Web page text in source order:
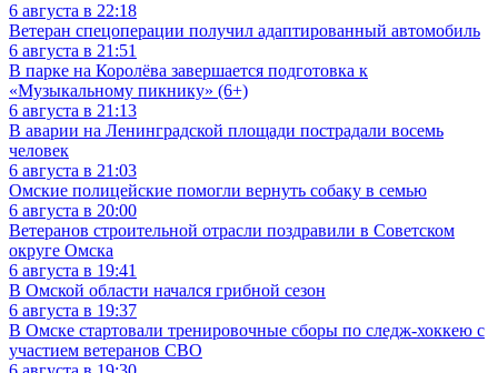
6 августа в 22:18
Ветеран спецоперации получил адаптированный автомобиль
6 августа в 21:51
В парке на Королёва завершается подготовка к
«Музыкальному пикнику» (6+)
6 августа в 21:13
В аварии на Ленинградской площади пострадали восемь
человек
6 августа в 21:03
Омские полицейские помогли вернуть собаку в семью
6 августа в 20:00
Ветеранов строительной отрасли поздравили в Советском
округе Омска
6 августа в 19:41
В Омской области начался грибной сезон
6 августа в 19:37
В Омске стартовали тренировочные сборы по следж-хоккею с
участием ветеранов СВО